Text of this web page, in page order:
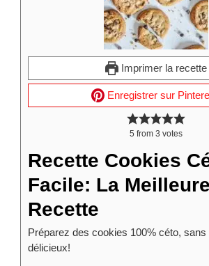
Imprimer la recette
Enregistrer sur
5 from 3 votes
Recette Cookies
Facile: La Meilleure
Recette
Préparez des cookies 100% céto,
délicieux!